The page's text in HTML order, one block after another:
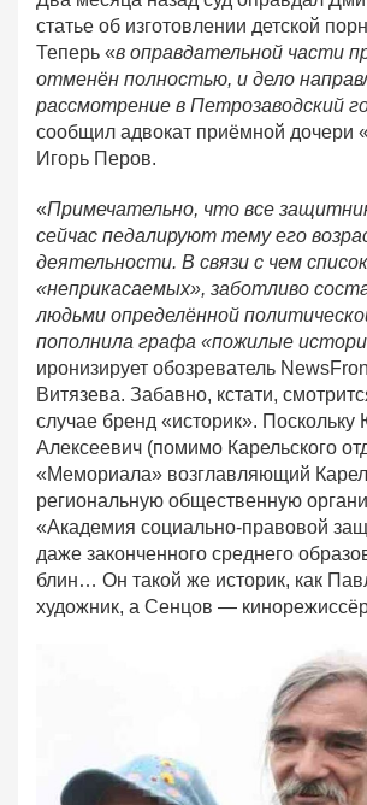
статье об изготовлении детской
Теперь «в оправдательной части
отменён полностью, и дело
рассмотрение в Петрозаводский
сообщил адвокат приёмной дочери
Игорь Перов.
«Примечательно, что все
сейчас педалируют тему его
деятельности. В связи с чем список
«неприкасаемых», заботливо
людьми определённой
пополнила графа «пожилые
иронизирует обозреватель
Витязева. Забавно, кстати,
случае бренд «историк». Поскольку
Алексеевич (помимо Карельского
«Мемориала» возглавляющий
региональную общественную
«Академия социально-правовой
даже законченного среднего
блин… Он такой же историк, как
художник, а Сенцов —